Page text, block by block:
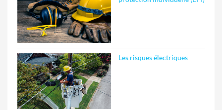
Les risques électriques